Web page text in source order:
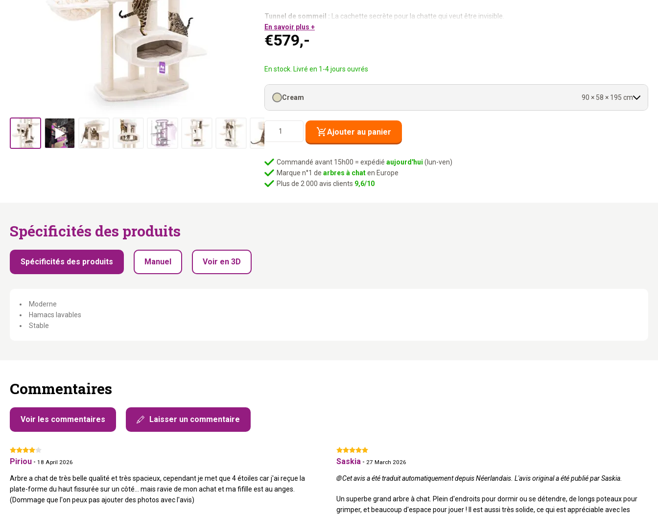
Tunnel de sommeil : La cachette secrète pour la chatte qui veut être invisible.
Poteaux en sisal de 12 cm :
Panier lounge + niche + hamac :
Plaque de base extra épaisse :
Pour chaque humeur, un endroit. Pour chaque chatte, sa place.
En savoir plus +
€579,-
En stock. Livré en 1-4 jours ouvrés
Cream 90 × 58 × 195 cm
quantité
de
Arbre
chat
Drive
Ajouter au panier
Commandé avant 15h00 = expédié aujourd'hui (lun-ven)
Marque n°1 de arbres à chaten Europe
Plus de 2 000 avis clients 9,6/10
Spécificités des produits
Spécificités des produits Manuel Voir en 3D
Moderne
Hamacs lavables
Stable
Commentaires
Voir les commentaires Laisser un commentaire
Piriou - 18 April 2026
Arbre a chat de très belle qualité et très spacieux, cependant je met que 4 étoiles car j'ai reçue la
plate-forme du haut fissurée sur un côté... mais ravie de mon achat et ma fifille est au anges.
(Dommage que l'on peux pas ajouter des photos avec l'avis)
Saskia - 27 March 2026
🌐 Cet avis a été traduit automatiquement depuis Néerlandais. L'avis original a été publié par Saskia.
Un superbe grand arbre à chat. Plein d'endroits pour dormir ou se détendre, de longs poteaux pour
grimper, et beaucoup d'espace pour jouer ! Il est aussi très solide, ce qui est appréciable avec les